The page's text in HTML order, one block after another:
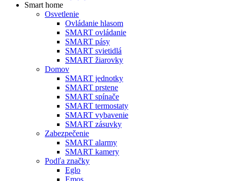
Smart home
Osvetlenie
Ovládanie hlasom
SMART ovládanie
SMART pásy
SMART svietidlá
SMART žiarovky
Domov
SMART jednotky
SMART prstene
SMART spínače
SMART termostaty
SMART vybavenie
SMART zásuvky
Zabezpečenie
SMART alarmy
SMART kamery
Podľa značky
Eglo
Emos